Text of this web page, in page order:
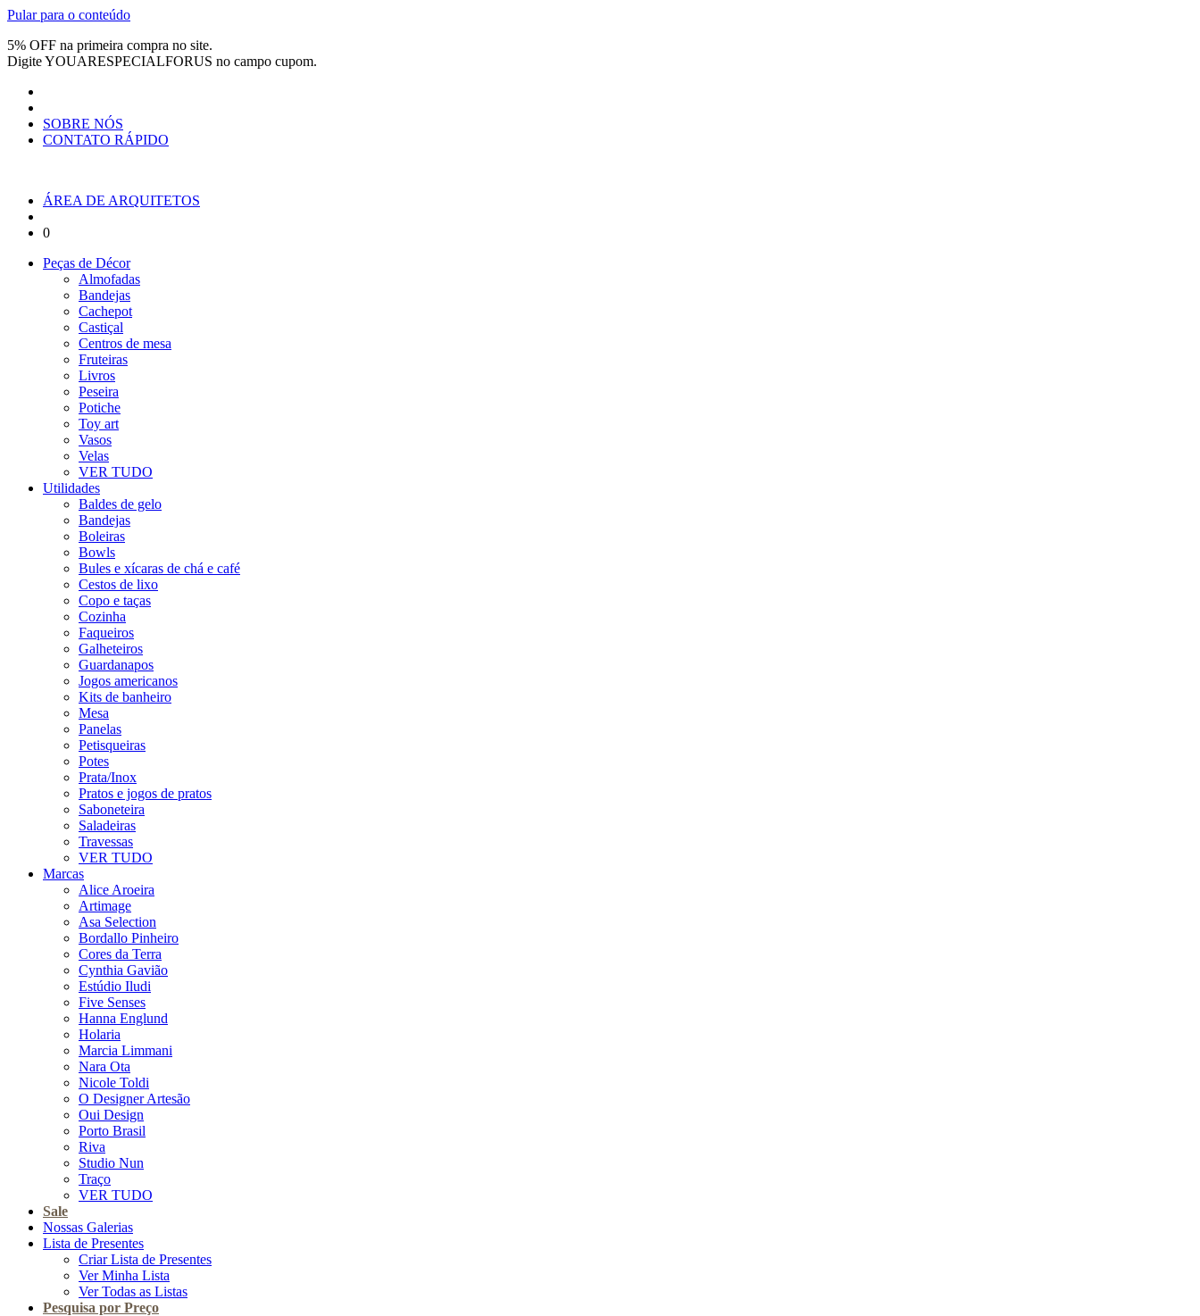
Pular para o conteúdo
5% OFF na primeira compra no site.
DigiteYOUARESPECIALFORUS no campo cupom.
SOBRE NÓS
CONTATO RÁPIDO
ÁREA DE ARQUITETOS
0
Peças de Décor
Almofadas
Bandejas
Cachepot
Castiçal
Centros de mesa
Fruteiras
Livros
Peseira
Potiche
Toy art
Vasos
Velas
VER TUDO
Utilidades
Baldes de gelo
Bandejas
Boleiras
Bowls
Bules e xícaras de chá e café
Cestos de lixo
Copo e taças
Cozinha
Faqueiros
Galheteiros
Guardanapos
Jogos americanos
Kits de banheiro
Mesa
Panelas
Petisqueiras
Potes
Prata/Inox
Pratos e jogos de pratos
Saboneteira
Saladeiras
Travessas
VER TUDO
Marcas
Alice Aroeira
Artimage
Asa Selection
Bordallo Pinheiro
Cores da Terra
Cynthia Gavião
Estúdio Iludi
Five Senses
Hanna Englund
Holaria
Marcia Limmani
Nara Ota
Nicole Toldi
O Designer Artesão
Oui Design
Porto Brasil
Riva
Studio Nun
Traço
VER TUDO
Sale
Nossas Galerias
Lista de Presentes
Criar Lista de Presentes
Ver Minha Lista
Ver Todas as Listas
Pesquisa por Preço